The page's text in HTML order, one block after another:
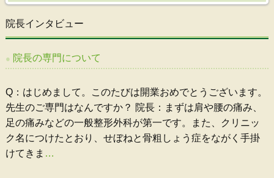
職員募集
部位別の症状について
院長インタビュー
院長の専門について
Q：はじめまして。このたびは開業おめでとうございます。
先生のご専門はなんですか？ 院長：まずは肩や腰の痛み、
足の痛みなどの一般整形外科が第一です。また、クリニッ
ク名につけたとおり、せぼねと骨粗しょう症をながく手掛
けてきま …